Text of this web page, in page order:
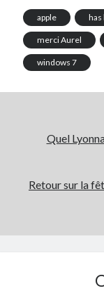
apple
merci Aurel
windows 7
Quel
Retour sur la